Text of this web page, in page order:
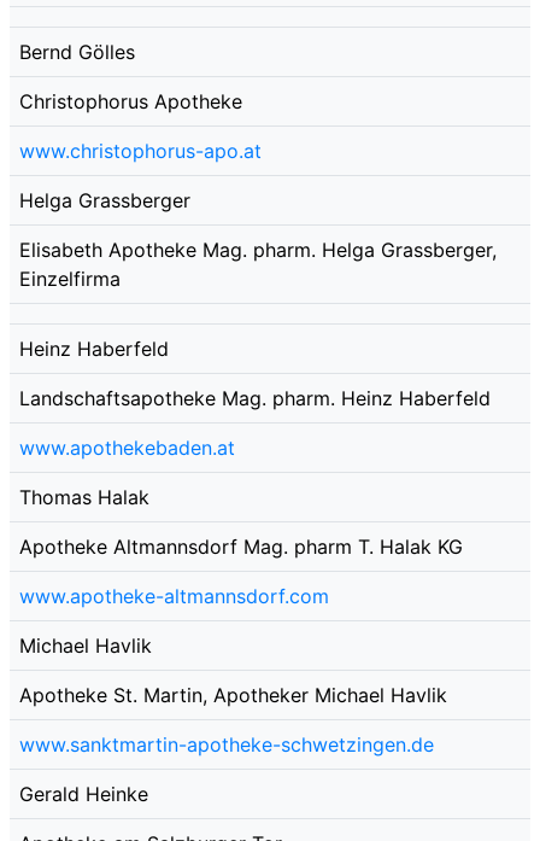
Bernd Gölles
Christophorus Apotheke
www.christophorus-apo.at
Helga Grassberger
Elisabeth Apotheke Mag. pharm. Helga Grassberger,
Einzelfirma
Heinz Haberfeld
Landschaftsapotheke Mag. pharm. Heinz Haberfeld
www.apothekebaden.at
Thomas Halak
Apotheke Altmannsdorf Mag. pharm T. Halak KG
www.apotheke-altmannsdorf.com
Michael Havlik
Apotheke St. Martin, Apotheker Michael Havlik
www.sanktmartin-apotheke-schwetzingen.de
Gerald Heinke